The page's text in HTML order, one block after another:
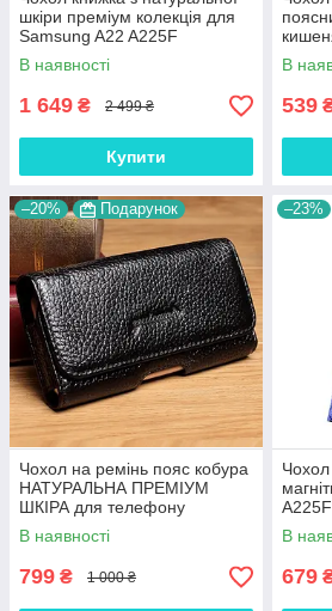
шкіри преміум колекція для
Samsung A22 A225F
"SIGNATURE"
В наявності
1 649 ₴ 2 499 ₴
Купити
В
539
–20% Подарунок
Чохол на ремінь пояс кобура
НАТУРАЛЬНА ПРЕМІУМ
ШКІРА для телефону
Samsung A22 A225F
"FLOTAR"
В наявності
799 ₴ 1 000 ₴
–23%
В
679